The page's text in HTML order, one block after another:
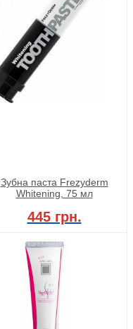
Зубна паста Frezyderm
Whitening, 75 мл
445 грн.